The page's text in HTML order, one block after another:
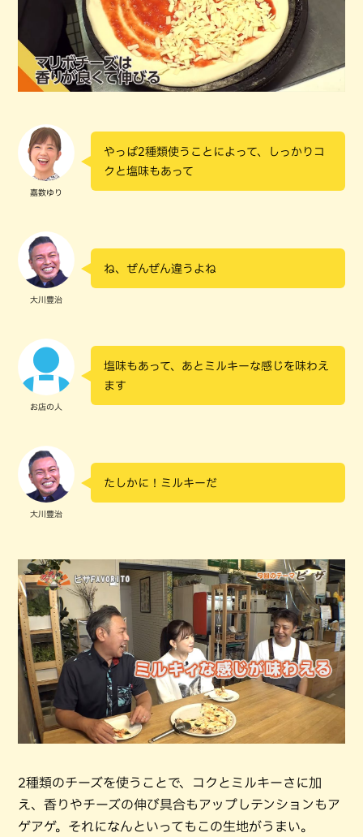
嘉数ゆり
やっぱ2種類使うことによって、しっかりコ
クと塩味もあって
大川豊治
ね、ぜんぜん違うよね
お店の人
塩味もあって、あとミルキーな感じを味わえ
ます
大川豊治
たしかに！ミルキーだ
2種類のチーズを使うことで、コクとミルキーさに加
え、香りやチーズの伸び具合もアップしテンションもア
ゲアゲ。それになんといってもこの生地がうまい。